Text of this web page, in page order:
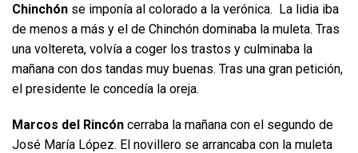
Chinchón se imponía al colorado a la verónica. La lidia iba
de menos a más y el de Chinchón dominaba la muleta. Tras
una voltereta, volvía a coger los trastos y culminaba la
mañana con dos tandas muy buenas. Tras una gran petición,
el presidente le concedía la oreja.
Marcos del Rincón cerraba la mañana con el segundo de
José María López. El novillero se arrancaba con la muleta